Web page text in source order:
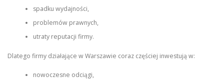
spadku wydajności,
problemów prawnych,
utraty reputacji firmy.
Dlatego firmy działające w Warszawie coraz częściej inwestują w:
nowoczesne odciągi,